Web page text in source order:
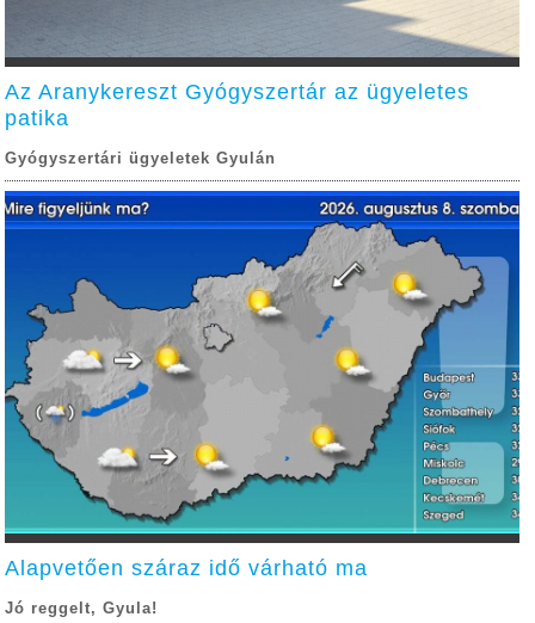
Az Aranykereszt Gyógyszertár az ügyeletes
patika
Gyógyszertári ügyeletek Gyulán
Alapvetően száraz idő várható ma
Jó reggelt, Gyula!